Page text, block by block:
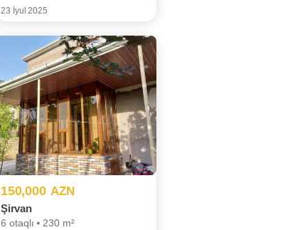
23 İyul 2025
150,000 AZN
Şirvan
6 otaqlı ⦁ 230 m²